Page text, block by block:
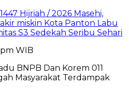
Hijriah / 2026 Masehi,
miskin Kota Panton Labu
S3 Sedekah Seribu Sehari
pm WIB